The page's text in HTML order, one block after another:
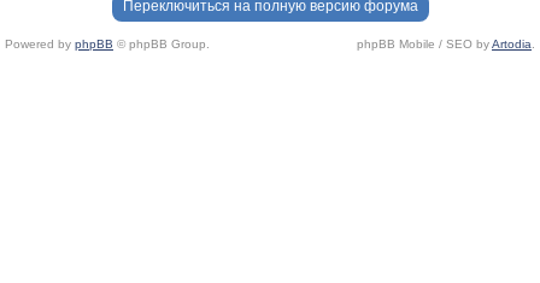
Переключиться на полную версию форума
Powered by phpBB © phpBB Group. phpBB Mobile / SEO byArtodia